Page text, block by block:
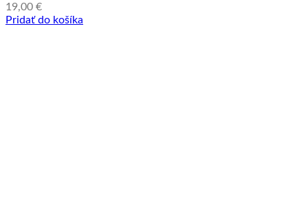
19,00 €
Pridať do košíka